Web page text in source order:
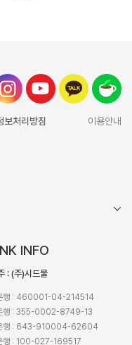
보처리방침
이용안내
INFO
: (주)시드물
행 : 460001-04-214514
행 : 355-0002-8749-13
행 : 643-910004-62604
행 : 100-027-169517